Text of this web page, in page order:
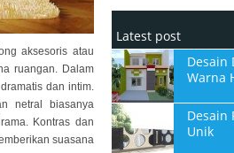
aksesoris atau
ruangan. Dalam
dan intim.
netral biasanya
Kontras dan
suasana
Latest post
Desain
Warna
Desain
Unik